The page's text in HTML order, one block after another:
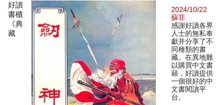
好讀
書櫃
《典
藏
2024/10/22
蘇菲
感謝好讀各界
人士的無私奉
獻并分享了不
同種類的書
藏。在異地難
以購買中文書
籍，好讀提供
一個很好的中
文書閱讀平
台。